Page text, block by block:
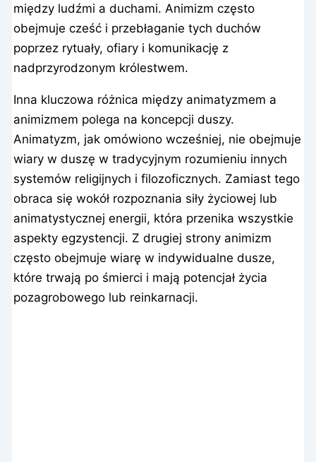
między ludźmi a duchami. Animizm często
obejmuje cześć i przebłaganie tych duchów
poprzez rytuały, ofiary i komunikację z
nadprzyrodzonym królestwem.
Inna kluczowa różnica między animatyzmem a
animizmem polega na koncepcji duszy.
Animatyzm, jak omówiono wcześniej, nie obejmuje
wiary w duszę w tradycyjnym rozumieniu innych
systemów religijnych i filozoficznych. Zamiast tego
obraca się wokół rozpoznania siły życiowej lub
animatystycznej energii, która przenika wszystkie
aspekty egzystencji. Z drugiej strony animizm
często obejmuje wiarę w indywidualne dusze,
które trwają po śmierci i mają potencjał życia
pozagrobowego lub reinkarnacji.